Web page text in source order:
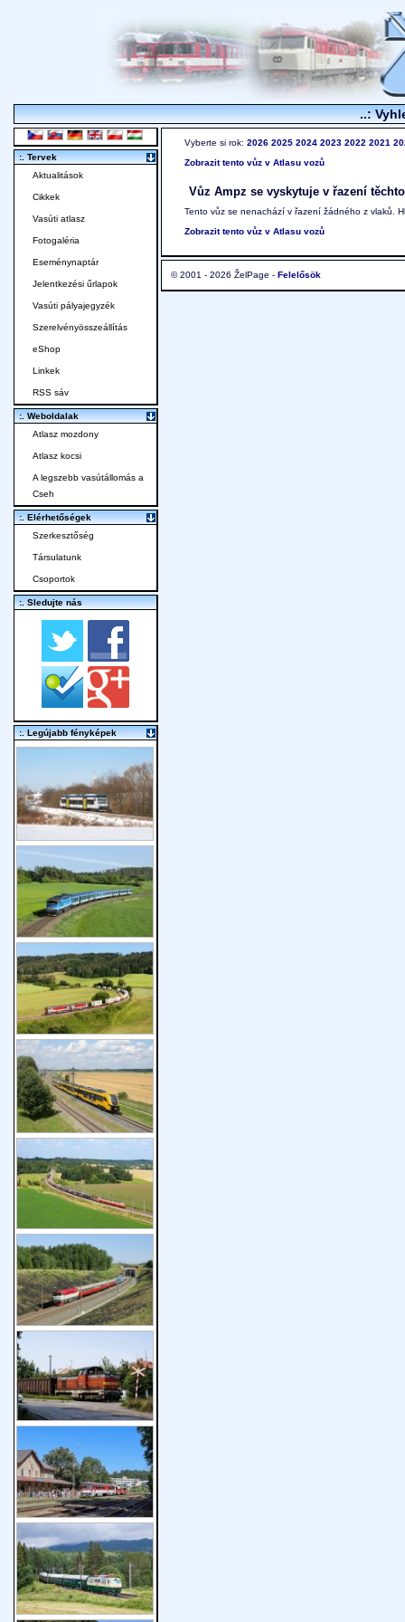
..:
Vyberte si rok: 2026 2025 2024 2023 2022 2021
Zobrazit tento vůz v Atlasu vozů
Vůz Ampz se vyskytuje v řazení
Tento vůz se nenachází v řazení žádného z vlaků.
Zobrazit tento vůz v Atlasu vozů
© 2001 - 2026 ŽelPage - Felelősök
:. Tervek
Aktualitások
Cikkek
Vasúti atlasz
Fotogaléria
Eseménynaptár
Jelentkezési űrlapok
Vasúti pályajegyzék
Szerelvényösszeállítás
eShop
Linkek
RSS sáv
:. Weboldalak
Atlasz mozdony
Atlasz kocsi
A legszebb vasútállomás a
Cseh
:. Elérhetőségek
Szerkesztőség
Társulatunk
Csoportok
:. Sledujte nás
:. Legújabb fényképek